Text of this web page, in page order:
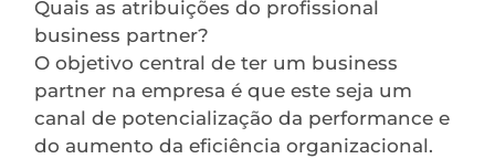
Quais as atribuições do profissional
business partner?
O objetivo central de ter um business
partner na empresa é que este seja um
canal de potencialização da performance e
do aumento da eficiência organizacional.